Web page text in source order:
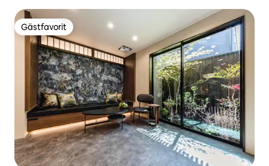
Gästfavorit
Gästfavorit